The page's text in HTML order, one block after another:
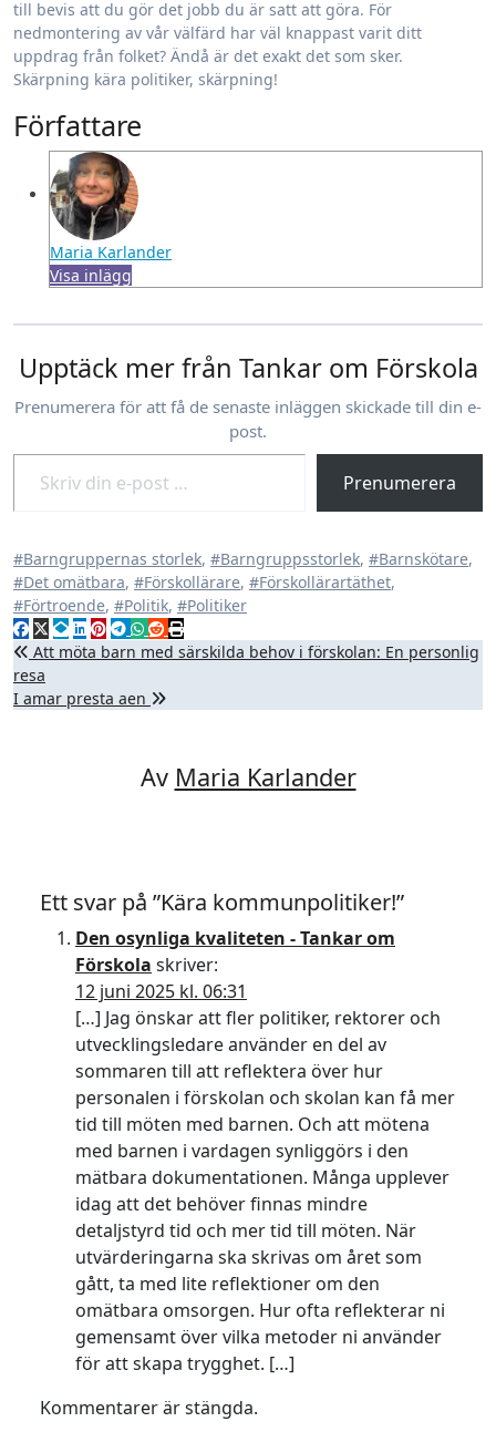
till bevis att du gör det jobb du är satt att göra. För
nedmontering av vår välfärd har väl knappast varit ditt
uppdrag från folket? Ändå är det exakt det som sker.
Skärpning kära politiker, skärpning!
Författare
Maria Karlander
Visa inlägg
Upptäck mer från Tankar om Förskola
Prenumerera för att få de senaste inläggen skickade till din e-
post.
Skriv din e-post …
Prenumerera
#Barngruppernas storlek, #Barngruppsstorlek, #Barnskötare,
#Det omätbara, #Förskollärare, #Förskollärartäthet,
#Förtroende, #Politik, #Politiker
Inläggsnavigering
Att möta barn med särskilda behov i förskolan: En personlig
resa
I amar presta aen
Av Maria Karlander
Ett svar på ”Kära kommunpolitiker!”
Den osynliga kvaliteten - Tankar om
Förskola skriver:
12 juni 2025 kl. 06:31
[…] Jag önskar att fler politiker, rektorer och
utvecklingsledare använder en del av
sommaren till att reflektera över hur
personalen i förskolan och skolan kan få mer
tid till möten med barnen. Och att mötena
med barnen i vardagen synliggörs i den
mätbara dokumentationen. Många upplever
idag att det behöver finnas mindre
detaljstyrd tid och mer tid till möten. När
utvärderingarna ska skrivas om året som
gått, ta med lite reflektioner om den
omätbara omsorgen. Hur ofta reflekterar ni
gemensamt över vilka metoder ni använder
för att skapa trygghet. […]
Kommentarer är stängda.